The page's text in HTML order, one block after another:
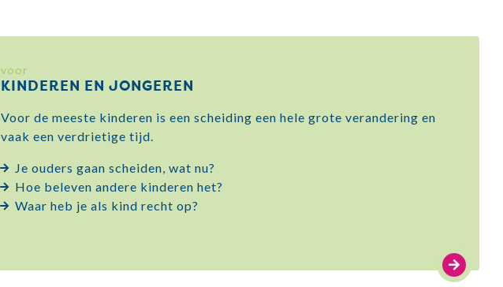
voor
KINDEREN EN JONGEREN
Voor de meeste kinderen is een scheiding een hele grote verandering en
vaak een verdrietige tijd.
Je ouders gaan scheiden, wat nu?
Hoe beleven andere kinderen het?
Waar heb je als kind recht op?